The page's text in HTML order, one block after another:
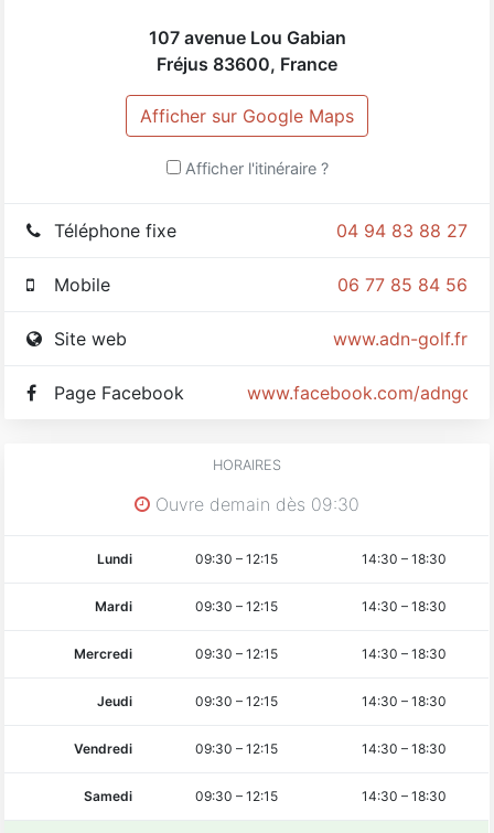
107 avenue Lou Gabian
Fréjus 83600, France
Afficher sur Google Maps
Afficher l'itinéraire ?
04 94 83 88 27
Téléphone fixe
06 77 85 84 56
Mobile
www.adn-golf.fr
Site web
www.facebook.com/adngolf
Page Facebook
HORAIRES
Ouvre demain dès 09:30
Lundi 09:30 –12:15 14:30 – 18:30
Mardi 09:30 –12:15 14:30 – 18:30
Mercredi 09:30 –12:15 14:30 – 18:30
Jeudi 09:30 –12:15 14:30 – 18:30
Vendredi 09:30 –12:15 14:30 – 18:30
Samedi 09:30 –12:15 14:30 – 18:30